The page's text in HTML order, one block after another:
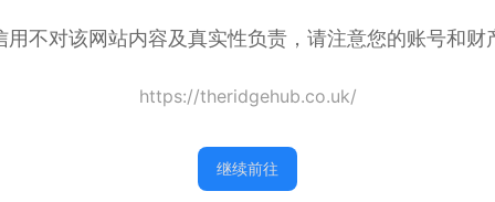
用不对该网站内容及真实性负责，请注意您的账号和财
https://theridgehub.co.uk/
继续前往